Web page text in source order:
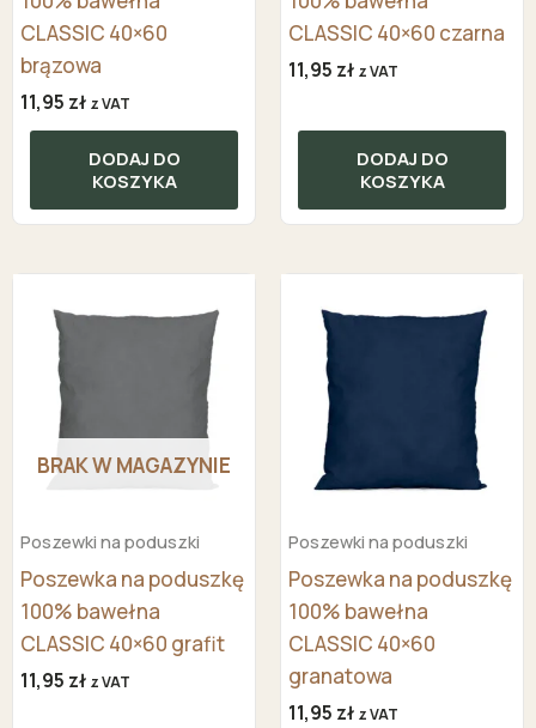
CLASSIC 40×60
brązowa
11,95 zł z VAT
DODAJ DO
KOSZYKA
CLASSIC 40×60 czarna
11,95 zł z VAT
DODAJ DO
KOSZYKA
BRAK W MAGAZYNIE
Poszewki na poduszki
Poszewka na poduszkę
100% bawełna
CLASSIC 40×60 grafit
11,95 zł z VAT
Poszewki na poduszki
Poszewka na poduszkę
100% bawełna
CLASSIC 40×60
granatowa
11,95 zł z VAT